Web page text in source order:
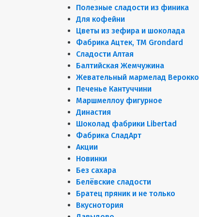
Полезные сладости из финика
Для кофейни
Цветы из зефира и шоколада
Фабрика Ацтек, ТМ Grondard
Сладости Алтая
Балтийская Жемчужина
Жевательный мармелад Верокко
Печенье Кантуччини
Маршмеллоу фигурное
Династия
Шоколад фабрики Libertad
Фабрика СладАрт
Акции
Новинки
Без сахара
Белёвские сладости
Братец пряник и не только
Вкуснотория